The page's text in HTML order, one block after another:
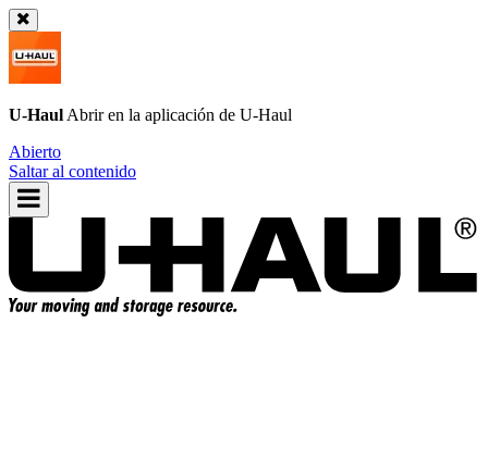
U-Haul Abrir en la aplicación de U-Haul
Abierto
Saltar al contenido